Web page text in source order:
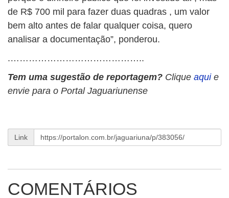
de R$ 700 mil para fazer duas quadras , um valor
bem alto antes de falar qualquer coisa, quero
analisar a documentação”, ponderou.
.……………………………………..
Tem uma sugestão de reportagem? Clique aqui e
envie para o Portal Jaguariunense
Link
COMENTÁRIOS